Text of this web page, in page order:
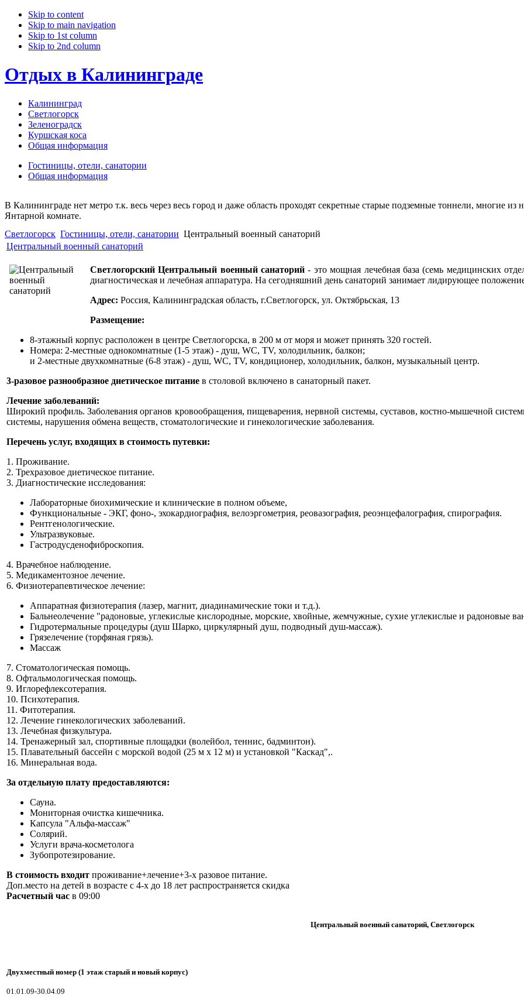
Skip to content
Skip to main navigation
Skip to 1st column
Skip to 2nd column
Отдых в Калининграде
Калининград
Светлогорск
Зеленоградск
Куршская коса
Общая информация
Гостиницы, отели, санатории
Общая информация
В Калининграде нет метро т.к. весь через весь город и даже область проходят секретные старые подземные тоннели, многие
Янтарной комнате.
Светлогорск Гостиницы, отели, санатории Центральный военный санаторий
Центральный военный санаторий
Светлогорский Центральный военный санаторий - это мощная лечебная база (семь медицинских
диагностическая и лечебная аппаратура. На сегодняшний день санаторий занимает лидирующее
Адрес: Россия, Калининградская область, г.Светлогорск, ул. Октябрьская, 13
Размещение:
8-этажный корпус расположен в центре Светлогорска, в 200 м от моря и может принять 320 гостей.
Номера: 2-местные однокомнатные (1-5 этаж) - душ, WC, TV, холодильник, балкон;
и 2-местные двухкомнатные (6-8 этаж) - душ, WC, TV, кондиционер, холодильник, балкон, музыкальный центр.
3-разовое разнообразное диетическое питание в столовой включено в санаторный пакет.
Лечение заболеваний:
Широкий профиль. Заболевания органов кровообращения, пищеварения, нервной системы, суставов, костно-мышечной
системы, нарушения обмена веществ, стоматологические и гинекологические заболевания.
Перечень услуг, входящих в стоимость путевки:
1. Проживание.
2. Трехразовое диетическое питание.
3. Диагностические исследования:
Лабораторные биохимические и клинические в полном объеме,
Функциональные - ЭКГ, фоно-, эхокардиография, велоэргометрия, реовазография, реоэнцефалография, спирография.
Рентгенологические.
Ультразвуковые.
Гастродусденофиброскопия.
4. Врачебное наблюдение.
5. Медикаментозное лечение.
6. Физиотерапевтическое лечение:
Аппаратная физиотерапия (лазер, магнит, диадинамические токи и т.д.).
Бальнеолечение "радоновые, углекислые кислородные, морские, хвойные, жемчужные, сухие углекислые и радоновые
Гидротермальные процедуры (душ Шарко, циркулярный душ, подводный душ-массаж).
Грязелечение (торфяная грязь).
Массаж
7. Стоматологическая помощь.
8. Офтальмологическая помощь.
9. Иглорефлексотерапия.
10. Психотерапия.
11. Фитотерапия.
12. Лечение гинекологических заболеваний.
13. Лечебная физкультура.
14. Тренажерный зал, спортивные площадки (волейбол, теннис, бадминтон).
15. Плавательный бассейн с морской водой (25 м х 12 м) и установкой "Каскад",.
16. Минеральная вода.
За отдельную плату предоставляются:
Сауна.
Мониторная очистка кишечника.
Капсула "Альфа-массаж"
Солярий.
Услуги врача-косметолога
Зубопротезирование.
В стоимость входит проживание+лечение+3-х разовое питание.
Доп.место на детей в возрасте с 4-х до 18 лет распространяется скидка
Расчетный час в 09:00
Центральный военный санаторий, Светлогорск
Двухместный номер (1 этаж старый и новый корпус)
01.01.09-30.04.09